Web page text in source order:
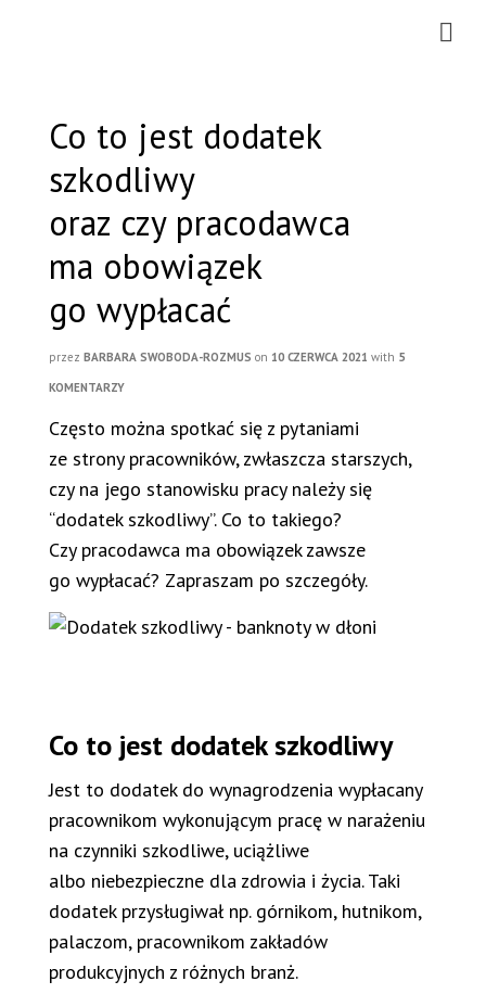
Co to jest dodatek
szkodliwy
oraz czy pracodawca
ma obowiązek
go wypłacać
przez BARBARA SWOBODA-ROZMUS on 10 CZERWCA 2021 with 5
KOMENTARZY
Często można spotkać się z pytaniami
ze strony pracowników, zwłaszcza starszych,
czy na jego stanowisku pracy należy się
“dodatek szkodliwy”. Co to takiego?
Czy pracodawca ma obowiązek zawsze
go wypłacać? Zapraszam po szczegóły.
Co to jest dodatek szkodliwy
Jest to dodatek do wynagrodzenia wypłacany
pracownikom wykonującym pracę w narażeniu
na czynniki szkodliwe, uciążliwe
albo niebezpieczne dla zdrowia i życia. Taki
dodatek przysługiwał np. górnikom, hutnikom,
palaczom, pracownikom zakładów
produkcyjnych z różnych branż.